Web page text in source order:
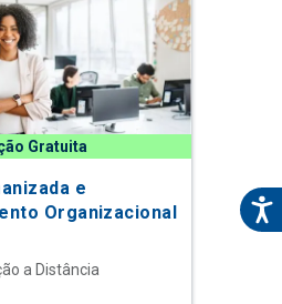
Gratuita
e
Organizacional
a Distância